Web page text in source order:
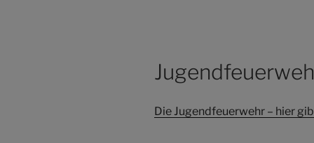
Die Jugendfeuerwehr – hier